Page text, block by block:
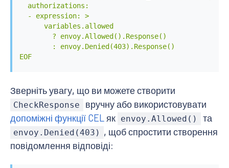
  authorizations:
  - expression: >
      variables.allowed
        ? envoy.Allowed().Response()
        : envoy.Denied(403).Response()
EOF
Зверніть увагу, що ви можете створити
CheckResponse
вручну або використовувати
допоміжні функції CEL як envoy.Allowed() та
envoy.Denied(403) , щоб спростити створення
повідомлення відповіді: